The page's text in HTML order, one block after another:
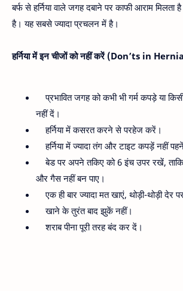
बर्फ से हर्निया वाले जगह दबाने पर काफी आराम
है। यह सबसे ज्यादा प्रचलन में है।
हर्निया में इन चीजों को नहीं करें (Don’ts in
प्रभावित जगह को कभी भी गर्म कपड़े या
नहीं दें।
हर्निया में कसरत करने से परहेज करें।
हर्निया में ज्यादा तंग और टाइट कपड़ें नहीं
बेड पर अपने तकिए को 6 इंच उपर रखें,
और गैस नहीं बन पाए।
एक ही बार ज्यादा मत खाएं, थोड़ी-थोड़ी देर
खाने के तुरंत बाद झुकें नहीं।
शराब पीना पूरी तरह बंद कर दें।